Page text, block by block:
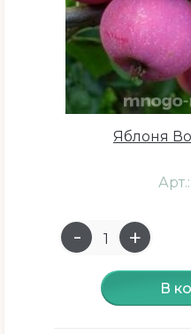
Яблоня
В
Средний
Цветение
Июнь
Май - Июнь